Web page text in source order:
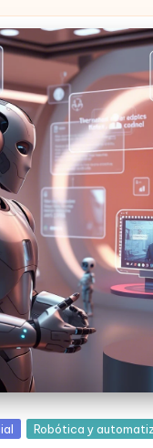
Robótica y